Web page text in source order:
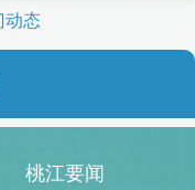
动态
桃江要闻